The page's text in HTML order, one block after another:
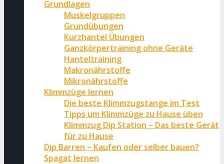
Grundlagen
Muskelgruppen
Grundübungen
Kurzhantel Übungen
Ganzkörpertraining ohne Geräte
Hanteltraining
Makronährstoffe
Mikronährstoffe
Klimmzüge lernen
Die beste Klimmzugstange im Test
Tipps um Klimmzüge zu Hause üben
Klimmzug Dip Station – Das beste Gerät
für zu Hause
Dip Barren – Kaufen oder selber bauen?
Spagat lernen